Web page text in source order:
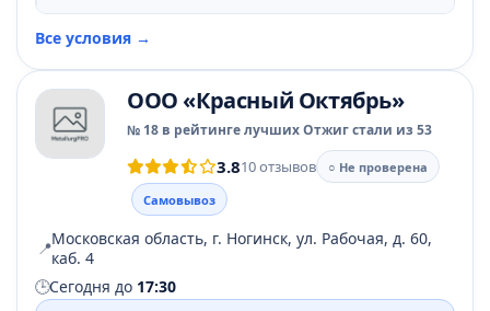
Все условия →
ООО «Красный Октябрь»
№ 18 в рейтинге лучших Отжиг стали из 53
3.810 отзывов
○ Не проверена
Самовывоз
📍Московская область, г. Ногинск, ул. Рабочая, д. 60,
каб. 4
🕒Сегодня до 17:30